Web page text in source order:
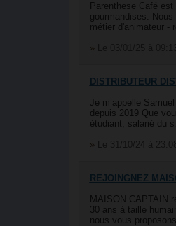
Parenthese Café
gourmandises.
métier d'animateur -
»
DISTRIBUTEUR
Je m’appelle
depuis 2019 Que
étudiant, salarié du
»
REJOINGNEZ
MAISON CAPTAIN
30 ans à taille
nous vous